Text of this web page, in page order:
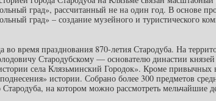
град», рассчитанный не на один год. В основе
град» – создание музейного и туристического
во время празднования 870-летия Стародуба. На
Стародубскому — основателю династии князей
села Клязьминский Городок». Кроме привычных
истории. Собрано более 300 предметов
на котором можно рассмотреть мельчайшие